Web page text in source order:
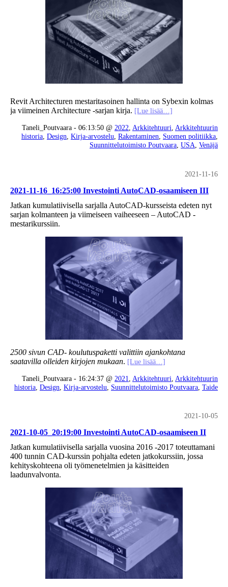
Revit Architecturen mestaritasoinen hallinta on Sybexin kolmas
ja viimeinen Architecture -sarjan kirja. [Lue lisää…]
Taneli_Poutvaara - 06:13:50 @ 2022, Arkkitehtuuri, Arkkitehtuurin
historia, Design, Kirja-arvostelu, Rakentaminen, Suomen politiikka,
Suunnittelutoimisto Poutvaara, USA, Venäjä
2021-11-16
2021-11-16_16:25:00 Investointi AutoCAD-osaamiseen III
Jatkan kumulatiivisella sarjalla AutoCAD-kursseista edeten nyt
sarjan kolmanteen ja viimeiseen vaiheeseen – AutoCAD -
mestarikurssiin.
2500 sivun CAD- koulutuspaketti valittiin ajankohtana
saatavilla olleiden kirjojen mukaan. [Lue lisää…]
Taneli_Poutvaara - 16:24:37 @ 2021 Arkkitehtuuri Arkkitehtuurin
historia Design Kirja-arvostelu Suunnittelutoimisto Poutvaara Taide
2021-10-05
2021-10-05_20:19:00 Investointi AutoCAD-osaamiseen II
Jatkan kumulatiivisella sarjalla vuosina 2016 -2017 toteuttamani
400 tunnin CAD-kurssin pohjalta edeten jatkokurssiin, jossa
kehityskohteena oli työmenetelmien ja käsitteiden
laadunvalvonta.